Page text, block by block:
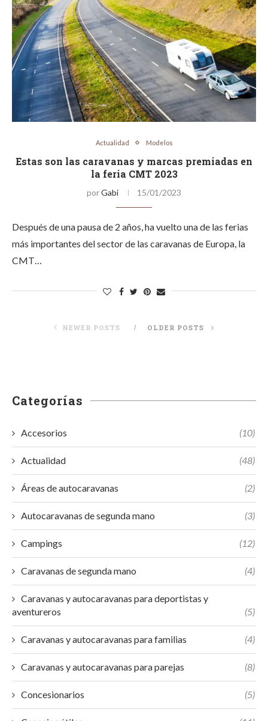
Actualidad Modelos
Estas son las caravanas y marcas premiadas en
la feria CMT 2023
porGabi 15/01/2023
Después de una pausa de 2 años, ha vuelto una de las ferias
más importantes del sector de las caravanas de Europa, la
CMT…
NEWER POSTS OLDER POSTS
Categorías
Accesorios (10)
Actualidad (48)
Áreas de autocaravanas (2)
Autocaravanas de segunda mano (3)
Campings (12)
Caravanas de segunda mano (4)
Caravanas y autocaravanas para deportistas y
aventureros
(5)
Caravanas y autocaravanas para familias (4)
Caravanas y autocaravanas para parejas (8)
Concesionarios (5)